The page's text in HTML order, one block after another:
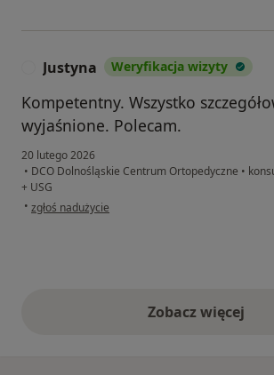
Justyna Weryfikacja wizyty
Kompetentny. Wszystko
wyjaśnione. Polecam.
20 lutego 2026
• DCO Dolnośląskie Centrum Ortopedyczne •
+ USG
• w opinii użytkownika Justyna
zgłoś nadużycie
Zobacz więcej
opinie